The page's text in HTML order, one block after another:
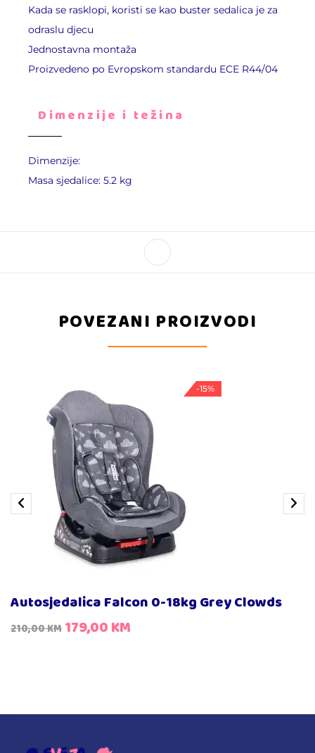
Kada se rasklopi, koristi se kao buster sedalica je za
odraslu djecu
Jednostavna montaža
Proizvedeno po Evropskom standardu ECE R44/04
Dimenzije i težina
Dimenzije:
Masa sjedalice: 5.2 kg
POVEZANI PROIZVODI
-15%
Autosjedalica Falcon 0-18kg Grey Clowds
210,00KM 179,00KM